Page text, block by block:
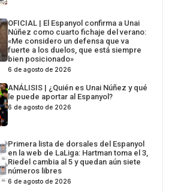
OFICIAL | El Espanyol confirma a Unai
Núñez como cuarto fichaje del verano:
«Me considero un defensa que va
fuerte a los duelos, que está siempre
bien posicionado»
6 de agosto de 2026
ANÁLISIS | ¿Quién es Unai Núñez y qué
le puede aportar al Espanyol?
6 de agosto de 2026
Primera lista de dorsales del Espanyol
en la web de LaLiga: Hartman toma el 3,
Riedel cambia al 5 y quedan aún siete
números libres
6 de agosto de 2026